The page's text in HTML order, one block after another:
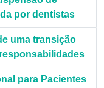
por dentistas
uma transição
para Pacientes